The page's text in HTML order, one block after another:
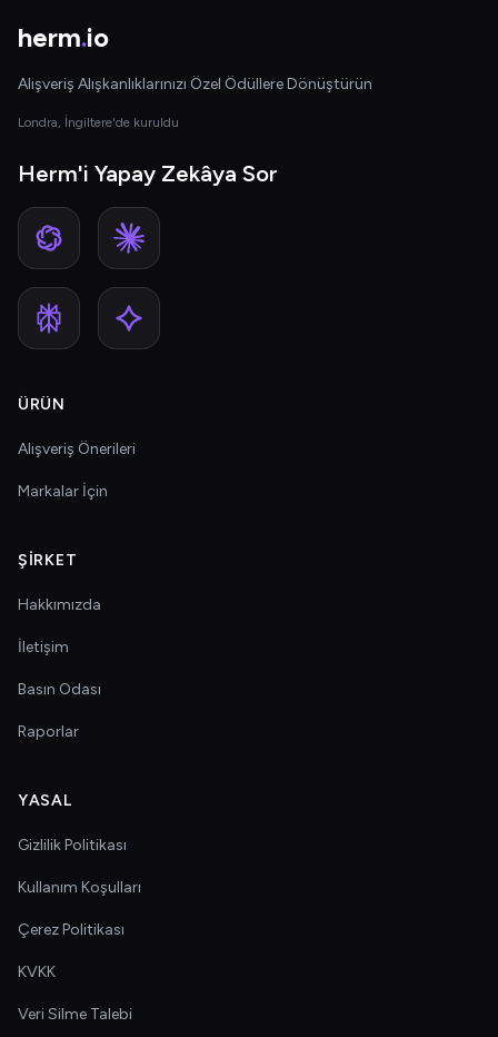
herm.io
Alışveriş Alışkanlıklarınızı Özel Ödüllere Dönüştürün
Londra, İngiltere'de kuruldu
Herm'i Yapay Zekâya Sor
ÜRÜN
Alışveriş Önerileri
Markalar İçin
ŞIRKET
Hakkımızda
İletişim
Basın Odası
Raporlar
YASAL
Gizlilik Politikası
Kullanım Koşulları
Çerez Politikası
KVKK
Veri Silme Talebi